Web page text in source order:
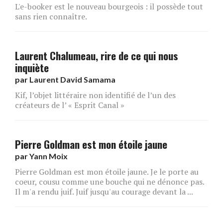
L'e-booker est le nouveau bourgeois : il possède tout
sans rien connaître.
Laurent Chalumeau, rire de ce qui nous
inquiète
par Laurent David Samama
Kif, l’objet littéraire non identifié de l’un des
créateurs de l’ « Esprit Canal »
Pierre Goldman est mon étoile jaune
parYann Moix
Pierre Goldman est mon étoile jaune. Je le porte au
coeur, cousu comme une bouche qui ne dénonce pas.
Il m'a rendu juif. Juif jusqu'au courage devant la ...